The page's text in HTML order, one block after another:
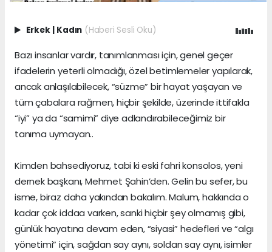
Erkek | Kadın (Haberi Sesli Oku)
Bazı insanlar vardır, tanımlanması için, genel geçer
ifadelerin yeterli olmadığı, özel betimlemeler yapılarak,
ancak anlaşılabilecek, “süzme” bir hayat yaşayan ve
tüm çabalara rağmen, hiçbir şekilde, üzerinde ittifakla
“iyi” ya da “samimi” diye adlandırabileceğimiz bir
tanıma uymayan..
Kimden bahsediyoruz, tabi ki eski fahri konsolos, yeni
dernek başkanı, Mehmet Şahin’den. Gelin bu sefer, bu
isme, biraz daha yakından bakalım. Malum, hakkında o
kadar çok iddaa varken, sanki hiçbir şey olmamış gibi,
günlük hayatına devam eden, “siyasi” hedefleri ve “algı
yönetimi” için, sağdan say aynı, soldan say aynı, isimler